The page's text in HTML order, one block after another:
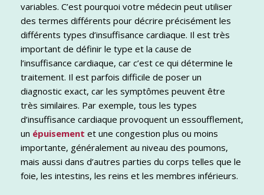
variables. C’est pourquoi votre médecin peut utiliser
des termes différents pour décrire précisément les
différents types d’insuffisance cardiaque. Il est très
important de définir le type et la cause de
l’insuffisance cardiaque, car c’est ce qui détermine le
traitement. Il est parfois difficile de poser un
diagnostic exact, car les symptômes peuvent être
très similaires. Par exemple, tous les types
d’insuffisance cardiaque provoquent un essoufflement,
un épuisement et une congestion plus ou moins
importante, généralement au niveau des poumons,
mais aussi dans d’autres parties du corps telles que le
foie, les intestins, les reins et les membres inférieurs.